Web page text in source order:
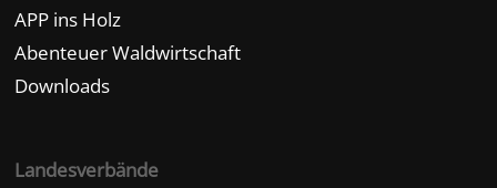
APP ins Holz
Abenteuer Waldwirtschaft
Downloads
Landesverbände